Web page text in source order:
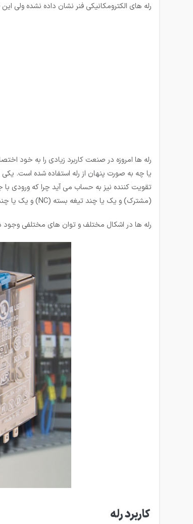
رله های الکترومکانیکی فنر نشان داده نشده ولی
رله ها امروزه در صنعت کاربرد زیادی را به خود
یا چه به صورت پنهان از رله استفاده شده است.
(مشترک) و یک یا چند تیغه بسته (NC) و یک یا چند تیغه باز (NO) را دارا می باشند.
رله ها در اشکال مختلف و توان های مختلفی وجود
کاربرد رله